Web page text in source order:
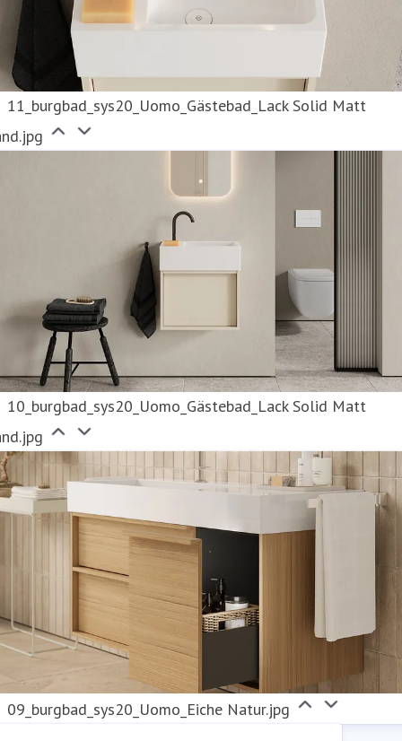
11_burgbad_sys20_Uomo_Gästebad_Lack Solid Matt
10_burgbad_sys20_Uomo_Gästebad_Lack Solid Matt
09_burgbad_sys20_Uomo_Eiche Natur.jpg